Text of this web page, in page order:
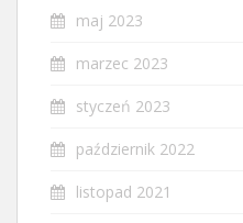
maj 2023
marzec 2023
styczeń 2023
październik 2022
listopad 2021